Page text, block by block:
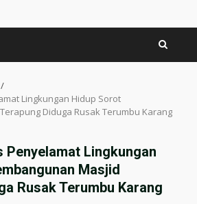
Lingkungan Hidup Sorot
Diduga Rusak Terumbu Karang
Lingkungan
Masjid
Rusak Terumbu Karang